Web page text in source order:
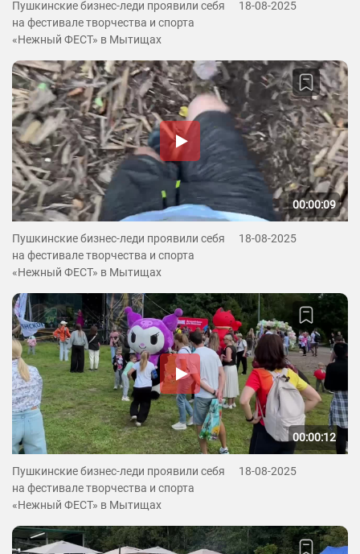
Пушкинские бизнес-леди проявили себя
на фестивале творчества и спорта
«Нежный ФЕСТ» в Мытищах
18-08-2025
00:00:09
Пушкинские бизнес-леди проявили себя
на фестивале творчества и спорта
«Нежный ФЕСТ» в Мытищах
18-08-2025
00:00:12
Пушкинские бизнес-леди проявили себя
на фестивале творчества и спорта
«Нежный ФЕСТ» в Мытищах
18-08-2025